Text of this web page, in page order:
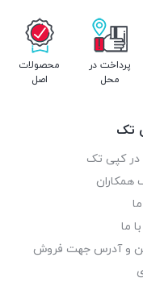
پرداخت در
محل
محصولات
اصل
تک
کپی تک
همکاران
ما
و آدرس جهت فروش